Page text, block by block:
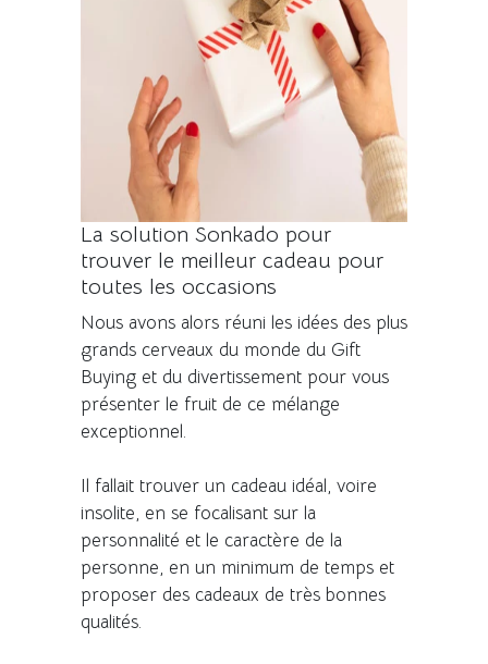
La solution Sonkado pour
trouver le meilleur cadeau pour
toutes les occasions
Nous avons alors réuni les idées des plus
grands cerveaux du monde du Gift
Buying et du divertissement pour vous
présenter le fruit de ce mélange
exceptionnel.
Il fallait trouver un cadeau idéal, voire
insolite, en se focalisant sur la
personnalité et le caractère de la
personne, en un minimum de temps et
proposer des cadeaux de très bonnes
qualités.